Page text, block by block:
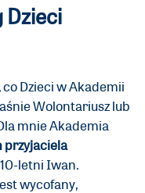
Dzieci
Dzieci w Akademii
Wolontariusz lub
mnie Akademia
przyjaciela
letni Iwan.
wycofany,